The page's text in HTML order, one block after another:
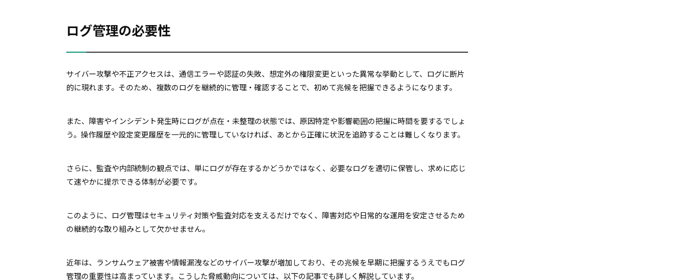
ログ管理の必要性
サイバー攻撃や不正アクセスは、通信エラーや認証の失敗、想定外の権限変更といった異常な挙動として、ログに断片
的に現れます。そのため、複数のログを継続的に管理・確認することで、初めて兆候を把握できるようになります。
また、障害やインシデント発生時にログが点在・未整理の状態では、原因特定や影響範囲の把握に時間を要するでしょ
う。操作履歴や設定変更履歴を一元的に管理していなければ、あとから正確に状況を追跡することは難しくなります。
さらに、監査や内部統制の観点では、単にログが存在するかどうかではなく、必要なログを適切に保管し、求めに応じ
て速やかに提示できる体制が必要です。
このように、ログ管理はセキュリティ対策や監査対応を支えるだけでなく、障害対応や日常的な運用を安定させるため
の継続的な取り組みとして欠かせません。
近年は、ランサムウェア被害や情報漏洩などのサイバー攻撃が増加しており、その兆候を早期に把握するうえでもログ
管理の重要性は高まっています。こうした脅威動向については、以下の記事でも詳しく解説しています。